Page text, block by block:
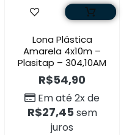
Lona Plástica
Amarela 4x10m –
Plasitap – 304,10AM
R$54,90
Em até 2x de
R$27,45 sem
juros